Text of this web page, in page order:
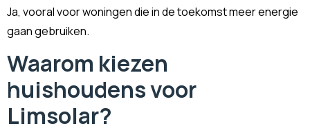
Ja, vooral voor woningen die in de toekomst meer energie
gaan gebruiken.
Waarom kiezen
huishoudens voor
Limsolar?